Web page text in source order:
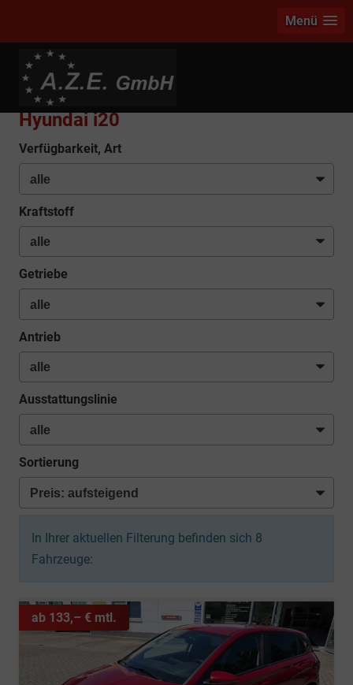
Menü
info
Hyundai i20
Verfügbarkeit, Art
Kraftstoff
Getriebe
Antrieb
Ausstattungslinie
Sortierung
In Ihrer aktuellen Filterung befinden sich 8
Fahrzeuge:
ab 133,– € mtl.